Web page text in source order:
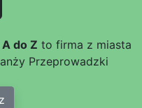
do Z to firma z miasta
Przeprowadzki